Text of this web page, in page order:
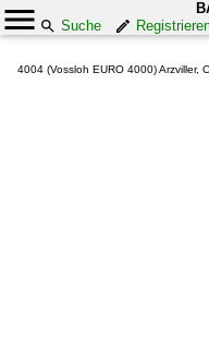
Suche
4004 (Vossloh EURO 4000) Arzviller,